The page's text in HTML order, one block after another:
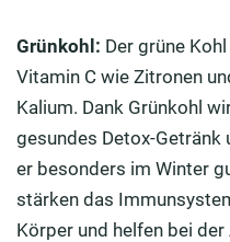
Grünkohl: Der grüne
Vitamin C wie Zitronen
Kalium. Dank Grünkohl
gesundes Detox-
er besonders im Winter
stärken das
Körper und helfen bei